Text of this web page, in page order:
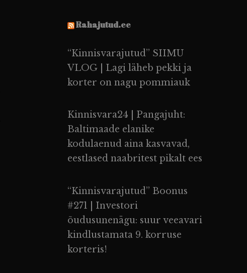
Rahajutud.ee
“Kinnisvarajutud” SIIMU
VLOG | Lagi läheb pekki ja
korter on nagu pommiauk
Kinnisvara24 | Pangajuht:
Baltimaade elanike
kodulaenud aina kasvavad,
eestlased naabritest pikalt ees
“Kinnisvarajutud” Boonus
#271 | Investori
õudusunenägu: suur veeavari
kindlustamata 9. korruse
korteris!